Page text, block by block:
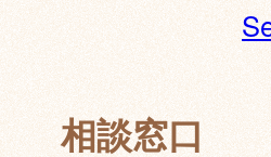
相談窓口